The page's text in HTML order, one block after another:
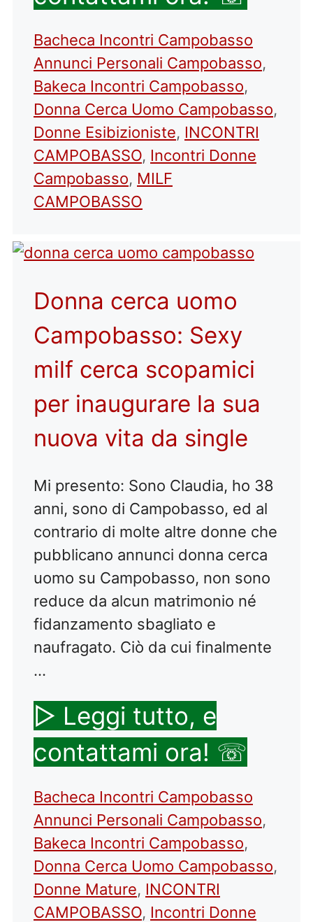
Categorie
Bacheca Incontri Campobasso
Annunci Personali Campobasso,
Bakeca Incontri Campobasso,
Donna Cerca Uomo Campobasso,
Donne Esibizioniste, INCONTRI
CAMPOBASSO, Incontri Donne
Campobasso, MILF
CAMPOBASSO
Donna cerca uomo
Campobasso: Sexy
milf cerca scopamici
per inaugurare la sua
nuova vita da single
Mi presento: Sono Claudia, ho 38
anni, sono di Campobasso, ed al
contrario di molte altre donne che
pubblicano annunci donna cerca
uomo su Campobasso, non sono
reduce da alcun matrimonio né
fidanzamento sbagliato e
naufragato. Ciò da cui finalmente
…
▷ Leggi tutto, e
contattami ora! ☏
Categorie
Bacheca Incontri Campobasso
Annunci Personali Campobasso,
Bakeca Incontri Campobasso,
Donna Cerca Uomo Campobasso,
Donne Mature, INCONTRI
CAMPOBASSO, Incontri Donne